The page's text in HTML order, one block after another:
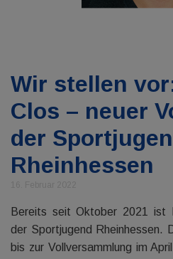
Wir stellen
Clos – neuer
der
Rheinhessen
Bereits seit Oktober 2021 ist
der Sportjugend Rheinhessen.
bis zur Vollversammlung im